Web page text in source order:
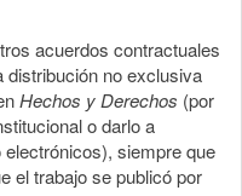
acuerdos contractuales
distribución no exclusiva
Hechos y Derechos (por
o darlo a
siempre que
el trabajo se publicó por